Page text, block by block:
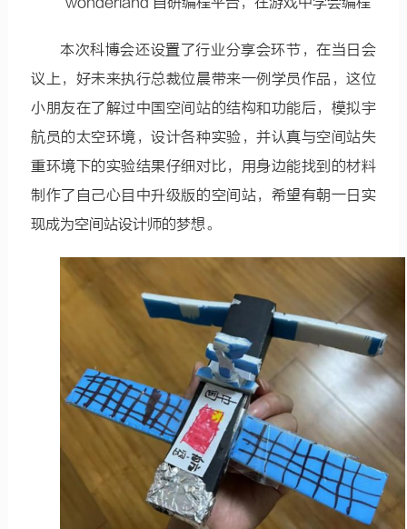
本次科博会还设置了行业分享会环节，在当日会
议上，好未来执行总裁位晨带来一例学员作品，这位
小朋友在了解过中国空间站的结构和功能后，模拟宇
航员的太空环境，设计各种实验，并认真与空间站失
重环境下的实验结果仔细对比，用身边能找到的材料
制作了自己心目中升级版的空间站，希望有朝一日实
现成为空间站设计师的梦想。